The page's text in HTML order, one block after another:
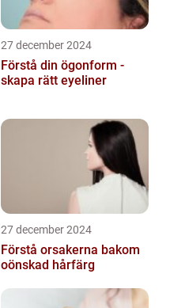
27 december 2024
Förstå din ögonform -
skapa rätt eyeliner
27 december 2024
Förstå orsakerna bakom
oönskad hårfärg